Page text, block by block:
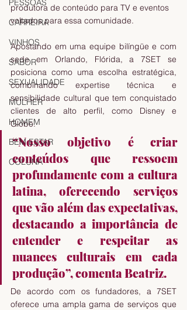
PESSOAS
CARREIRA
VINHOS
SABOR
SEXUALIDADE
MULHER
HOMEM
BEM ESTAR
COLUNA
produtora de conteúdo para TV e eventos
voltados para essa comunidade.
Apostando em uma equipe bilíngüe e com
sede em Orlando, Flórida, a 7SET se
posiciona como uma escolha estratégica,
combinando expertise técnica e
sensibilidade cultural que tem conquistado
clientes de alto perfil, como Disney e
Globo.
“Nosso objetivo é criar
conteúdos que ressoem
profundamente com a cultura
latina, oferecendo serviços
que vão além das expectativas,
destacando a importância de
entender e respeitar as
nuances culturais em cada
produção”, comenta Beatriz.
De acordo com os fundadores, a 7SET
oferece uma ampla gama de serviços que